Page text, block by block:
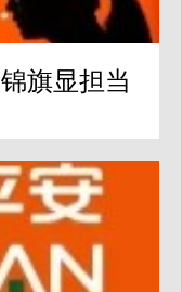
旗显担当